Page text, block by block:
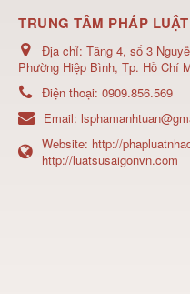
TRUNG TÂM PHÁP
Địa chỉ: Tầng 4, số 3
Phường Hiệp Bình, Tp. Hồ Chí
Điện thoại: 0909.856.569
Email:
Website: http://
http://luatsusaigonvn.com